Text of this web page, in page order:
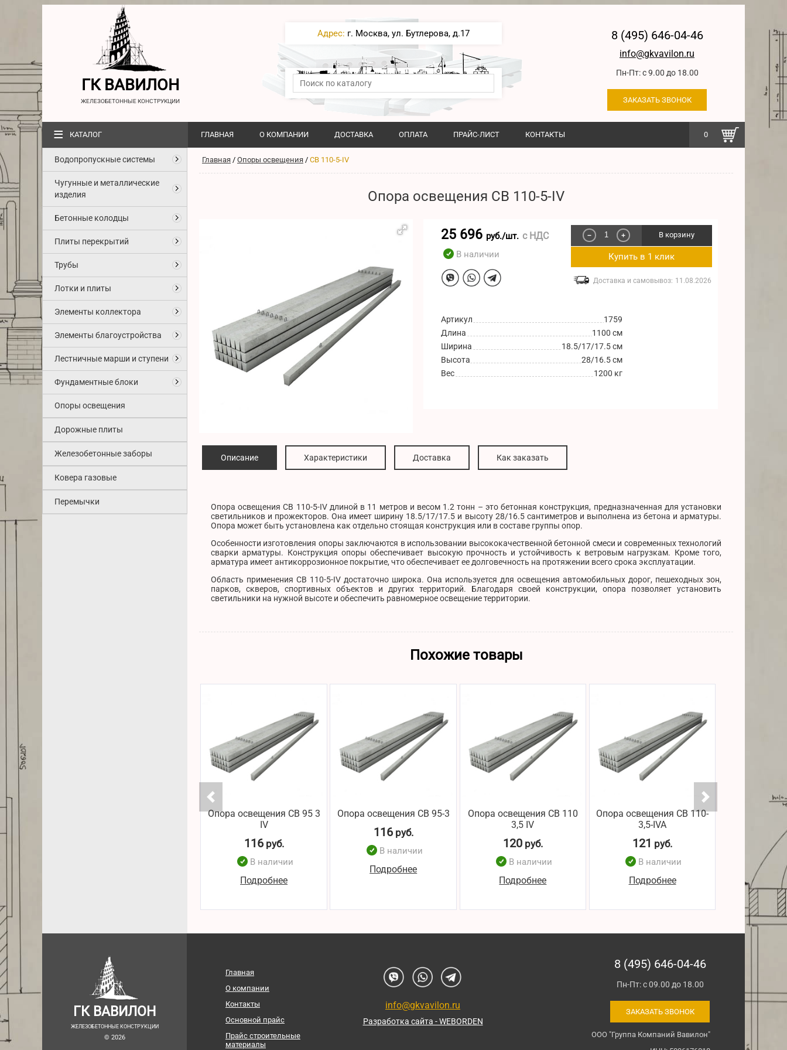
ГК ВАВИЛОН
ЖЕЛЕЗОБЕТОННЫЕ КОНСТРУКЦИИ
Адрес: г. Москва, ул. Бутлерова, д.17 8 (495) 646-04-46
info@gkvavilon.ru
Пн-Пт: с 9.00 до 18.00
ЗАКАЗАТЬ ЗВОНОК
0
≡ КАТАЛОГ ГЛАВНАЯ О КОМПАНИИ ДОСТАВКА ОПЛАТА ПРАЙС-ЛИСТ КОНТАКТЫ
Водопропускные системы
Чугунные и металлические
изделия
Бетонные колодцы
Плиты перекрытий
Трубы
Лотки и плиты
Элементы коллектора
Элементы благоустройства
Лестничные марши и ступени
Фундаментные блоки
Опоры освещения
Дорожные плиты
Железобетонные заборы
Ковера газовые
Перемычки
Главная / Опоры освещения / СВ 110-5-IV
Опора освещения СВ 110-5-IV
25 696 руб./шт. с НДС
В наличии
− + В корзину
Купить в 1 клик
Доставка и самовывоз: 11.08.2026
Артикул
1759
Длина
1100 см
Ширина
18.5/17/17.5 см
Высота
28/16.5 см
Вес
1200 кг
Описание Характеристики Доставка Как заказать
Опора освещения СВ 110-5-IV длиной в 11 метров и весом 1.2 тонн – это бетонная конструкция, предназначенная для установки
светильников и прожекторов. Она имеет ширину 18.5/17/17.5 и высоту 28/16.5 сантиметров и выполнена из бетона и арматуры.
Опора может быть установлена как отдельно стоящая конструкция или в составе группы опор.
Особенности изготовления опоры заключаются в использовании высококачественной бетонной смеси и современных технологий
сварки арматуры. Конструкция опоры обеспечивает высокую прочность и устойчивость к ветровым нагрузкам. Кроме того,
арматура имеет антикоррозионное покрытие, что обеспечивает ее долговечность на протяжении всего срока эксплуатации.
Область применения СВ 110-5-IV достаточно широка. Она используется для освещения автомобильных дорог, пешеходных зон,
парков, скверов, спортивных объектов и других территорий. Благодаря своей конструкции, опора позволяет установить
светильники на нужной высоте и обеспечить равномерное освещение территории.
Похожие товары
Опора освещения СВ 95 3
IV
116руб.
В наличии
Подробнее
Опора освещения СВ 95-3
116руб.
В наличии
Подробнее
Опора освещения СВ 110
3,5 IV
120руб.
В наличии
Подробнее
Опора освещения СВ 110-
3,5-IVA
121 руб.
В наличии
Подробнее
125
ГК ВАВИЛОН
ЖЕЛЕЗОБЕТОННЫЕ КОНСТРУКЦИИ
© 2026
Главная
О компании
Контакты
Основной прайс
Прайс строительные
материалы
info@gkvavilon.ru
Разработка сайта - WEBORDEN
8 (495) 646-04-46
Пн-Пт: с 09.00 до 18.00
ЗАКАЗАТЬ ЗВОНОК
ООО "Группа Компаний Вавилон"